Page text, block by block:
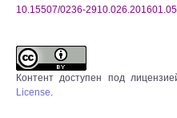
10.15507/0236-
Контент доступен под
License.